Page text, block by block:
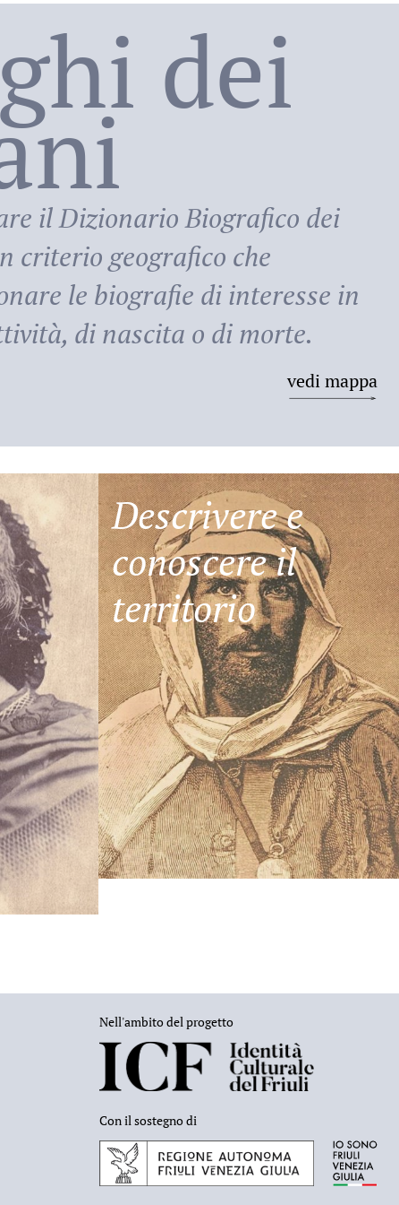
dei
ilDizionario Biografico dei
criterio geografico che
le biografie di interesse in
di nascita o di morte.
vedi mappa
Descrivere e
conoscere il
territorio
Nell'ambito del progetto
Con il sostegno di